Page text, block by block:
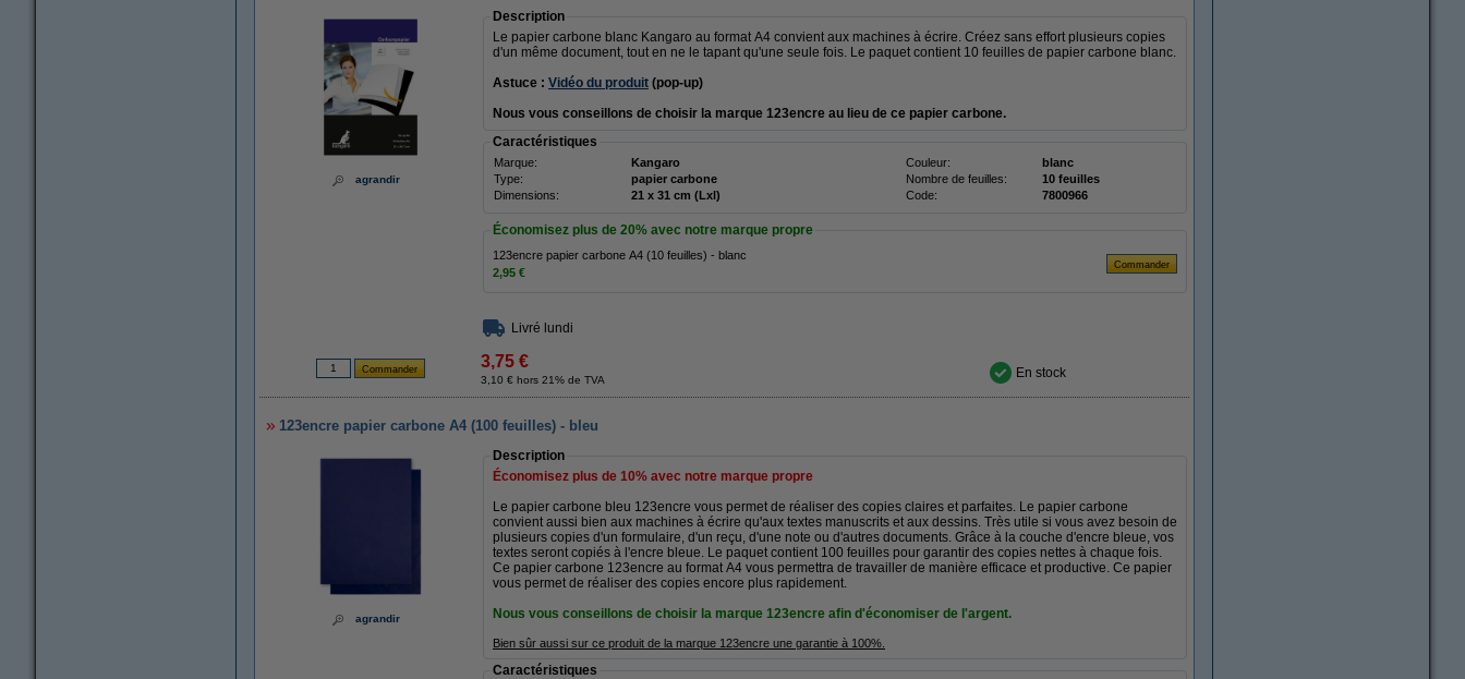
agrandir
Description
Le papier carbone blanc Kangaro au format A4 convient aux machines à écrire. Créez sans effort plusieurs copies
d'un même document, tout en ne le tapant qu'une seule fois. Le paquet contient 10 feuilles de papier carbone blanc.
Astuce : Vidéo du produit (pop-up)
Nous vous conseillons de choisir la marque 123encre au lieu de ce papier carbone.
Caractéristiques
Marque: Kangaro Couleur:
blanc
Type:
papier carbone Nombre de feuilles:
10 feuilles
Dimensions:
21 x 31 cm (Lxl) Code: 7800966
Économisez plus de 20% avec notre marque propre
123encre papier carbone A4 (10 feuilles) - blanc
2,95 €
Livré lundi
3,75 €
3,10 € hors 21% de TVA En stock
123encre papier carbone A4 (100 feuilles) - bleu
agrandir
Description
Économisez plus de 10% avec notre marque propre
Le papier carbone bleu 123encre vous permet de réaliser des copies claires et parfaites. Le papier carbone
convient aussi bien aux machines à écrire qu'aux textes manuscrits et aux dessins. Très utile si vous avez besoin de
plusieurs copies d'un formulaire, d'un reçu, d'une note ou d'autres documents. Grâce à la couche d'encre bleue, vos
textes seront copiés à l'encre bleue. Le paquet contient 100 feuilles pour garantir des copies nettes à chaque fois.
Ce papier carbone 123encre au format A4 vous permettra de travailler de manière efficace et productive. Ce papier
vous permet de réaliser des copies encore plus rapidement.
Nous vous conseillons de choisir la marque 123encre afin d'économiser de l'argent.
Bien sûr aussi sur ce produit de la marque 123encre une garantie à 100%.
Caractéristiques